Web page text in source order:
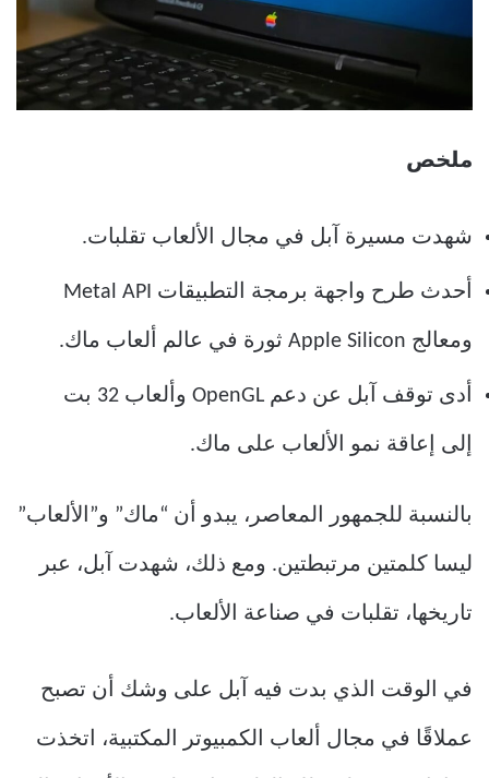
ملخص
شهدت مسيرة آبل في مجال الألعاب تقلبات.
أحدث طرح واجهة برمجة التطبيقات Metal API
ومعالج Apple Silicon ثورة في عالم ألعاب ماك.
أدى توقف آبل عن دعم OpenGL وألعاب 32 بت
إلى إعاقة نمو الألعاب على ماك.
بالنسبة للجمهور المعاصر، يبدو أن “ماك” و”الألعاب”
ليسا كلمتين مرتبطتين. ومع ذلك، شهدت آبل، عبر
تاريخها، تقلبات في صناعة الألعاب.
في الوقت الذي بدت فيه آبل على وشك أن تصبح
عملاقًا في مجال ألعاب الكمبيوتر المكتبية، اتخذت